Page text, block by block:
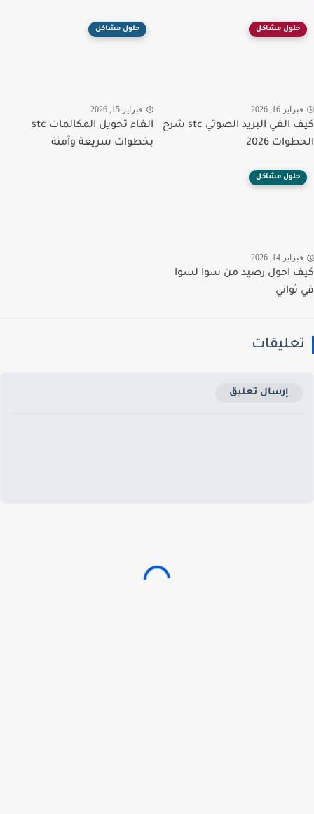
حلول مشاكل
16, 2026
كيف الغي البريد الصوتي stc شرح
2026
حلول مشاكل
فبراير 15, 2026
الغاء تحويل المكالمات stc
بخطوات سريعة وآمنة
حلول مشاكل
14, 2026
احول رصيد من سوا لسوا
إرسال تعليق